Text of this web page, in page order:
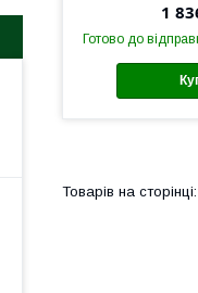
1
Готово до